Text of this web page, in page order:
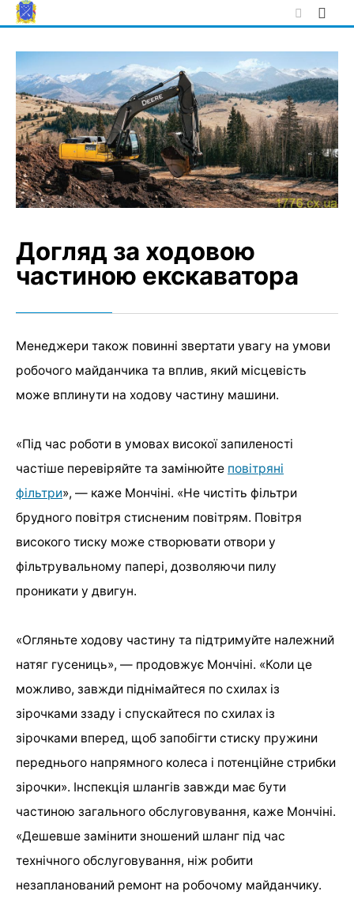
Skip
to
Догляд за ходовою
частиною екскаватора
Менеджери також повинні звертати увагу на умови
робочого майданчика та вплив, який місцевість
може вплинути на ходову частину машини.
«Під час роботи в умовах високої запиленості
частіше перевіряйте та замінюйте повітряні
фільтри», — каже Мончіні. «Не чистіть фільтри
брудного повітря стисненим повітрям. Повітря
високого тиску може створювати отвори у
фільтрувальному папері, дозволяючи пилу
проникати у двигун.
«Огляньте ходову частину та підтримуйте належний
натяг гусениць», — продовжує Мончіні. «Коли це
можливо, завжди піднімайтеся по схилах із
зірочками ззаду і спускайтеся по схилах із
зірочками вперед, щоб запобігти стиску пружини
переднього напрямного колеса і потенційне стрибки
зірочки». Інспекція шлангів завжди має бути
частиною загального обслуговування, каже Мончіні.
«Дешевше замінити зношений шланг під час
технічного обслуговування, ніж робити
незапланований ремонт на робочому майданчику.